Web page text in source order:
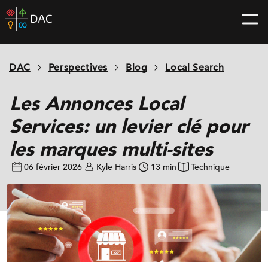
Skip
to
home
DAC Perspectives Blog Local Search
Les Annonces Local
Services: un levier clé pour
les marques multi-sites
06 février 2026 Kyle Harris 13 min Technique